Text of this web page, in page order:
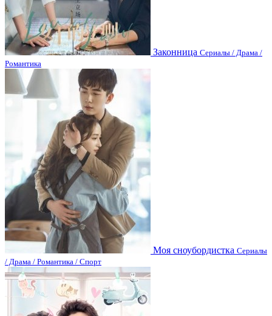
Законница Сериалы / Драма /
Романтика
Моя сноубордистка Сериалы
/ Драма / Романтика / Спорт